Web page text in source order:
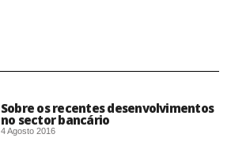
Sobre os recentes desenvolvimentos
no sector bancário
4 Agosto 2016